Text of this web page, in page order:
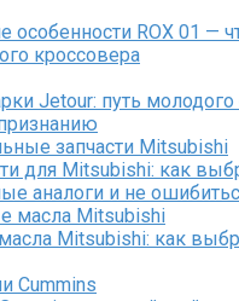
особенности ROX 01 —
кроссовера
Jetour: путь
для Mitsubishi: как
аналоги и не
Mitsubishi: как